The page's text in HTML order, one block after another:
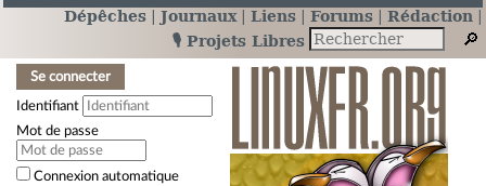
Dépêches Journaux Liens Forums
Rédaction
🎙️ Projets Libres
Se connecter
Identifiant
Mot de passe
Connexion automatique